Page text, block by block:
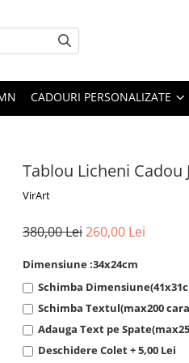
CADOURI PERSONALIZATE
Tablou Licheni
VirArt
380,00 Lei260,00 Lei
Dimensiune :34x24cm
Schimba
Schimba Textul(max200
Adauga Text pe
Deschidere Colet + 5,00 Lei